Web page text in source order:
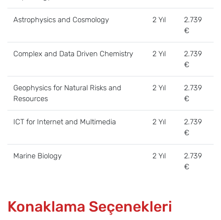
Astrophysics and Cosmology 2 Yıl
2.739
€
Complex and Data Driven Chemistry 2 Yıl
2.739
€
Geophysics for Natural Risks and
Resources
2 Yıl
2.739
€
ICT for Internet and Multimedia 2 Yıl
2.739
€
Marine Biology 2 Yıl
2.739
€
Konaklama Seçenekleri